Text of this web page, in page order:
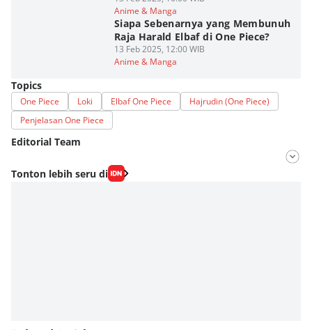
Anime & Manga
Siapa Sebenarnya yang Membunuh
Raja Harald Elbaf di One Piece?
13 Feb 2025, 12:00 WIB
Anime & Manga
Topics
One Piece Loki Elbaf One Piece
Hajrudin (One Piece)
Penjelasan One Piece
Editorial Team
Editor
Fahrul Razi Uni Nurullah
Tonton lebih seru di